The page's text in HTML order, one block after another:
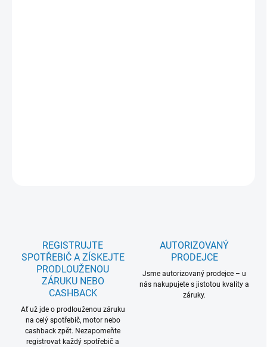
REGISTRUJTE
SPOTŘEBIČ A ZÍSKEJTE
PRODLOUŽENOU
ZÁRUKU NEBO
CASHBACK
Ať už jde o prodlouženou záruku
na celý spotřebič, motor nebo
cashback zpět. Nezapomeňte
registrovat každý spotřebič a
AUTORIZOVANÝ
PRODEJCE
Jsme autorizovaný prodejce – u
nás nakupujete s jistotou kvality a
záruky.